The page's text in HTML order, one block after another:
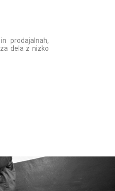
prodajalnah,
dela z nizko